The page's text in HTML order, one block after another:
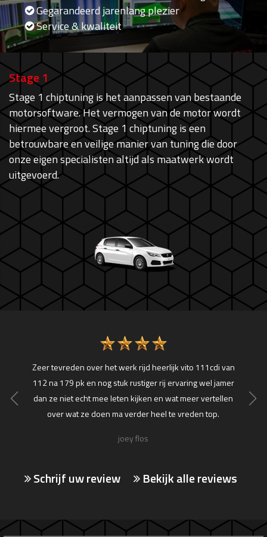
Gegarandeerd jarenlang plezier
Service & kwaliteit
Stage 1
Stage 1 chiptuning is het aanpassen van bestaande
motorsoftware. Het vermogen van de motor wordt
hiermee vergroot. Stage 1 chiptuning is een
betrouwbare en veilige manier van tuning die door
onze eigen specialisten altijd als maatwerk wordt
uitgevoerd.
hun
Zeer tevreden over het werk rijd heerlijk vito 111cdi van
112 na 179 pk en nog stuk rustiger rij ervaring wel jamer
dan ze niet echt mee leten kijken en wat meer vertellen
over wat ze doen ma verder heel te vreden top.
joey flos
Schrijf uw review Bekijk alle reviews